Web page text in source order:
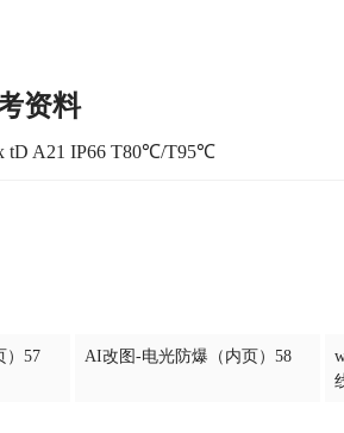
资料
tD A21 IP66 T80℃/T95℃
）57 AI改图-电光防爆（内页）58